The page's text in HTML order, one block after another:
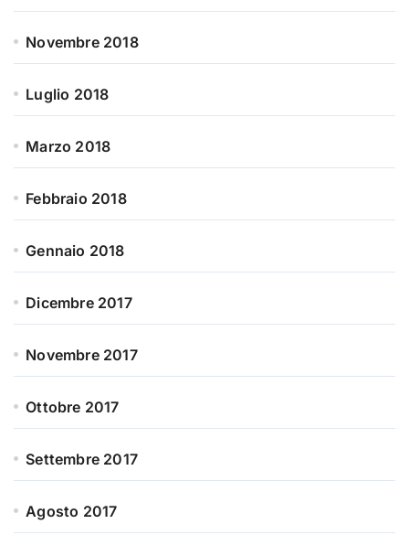
Novembre 2018
Luglio 2018
Marzo 2018
Febbraio 2018
Gennaio 2018
Dicembre 2017
Novembre 2017
Ottobre 2017
Settembre 2017
Agosto 2017